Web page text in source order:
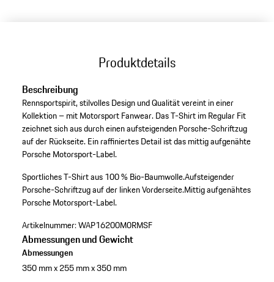
Produktdetails
Beschreibung
Rennsportspirit, stilvolles Design und Qualität vereint in einer
Kollektion – mit Motorsport Fanwear. Das T-Shirt im Regular Fit
zeichnet sich aus durch einen aufsteigenden Porsche-Schriftzug
auf der Rückseite. Ein raffiniertes Detail ist das mittig aufgenähte
Porsche Motorsport-Label.
Sportliches T-Shirt aus 100 % Bio-Baumwolle.Aufsteigender
Porsche-Schriftzug auf der linken Vorderseite.Mittig aufgenähtes
Porsche Motorsport-Label.
Artikelnummer:WAP16200M0RMSF
Abmessungen und Gewicht
Abmessungen
350 mm x 255 mm x 350 mm